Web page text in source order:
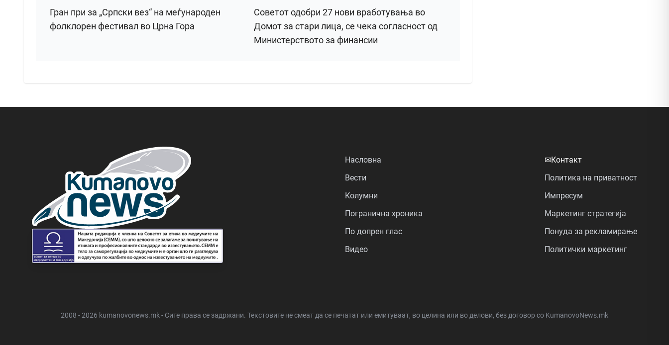
Гран при за „Српски вез“ на меѓународен
фолклорен фестивал во Црна Гора
Советот одобри 27 нови вработувања во
Домот за стари лица, се чека согласност од
Министерството за финансии
Насловна
Вести
Колумни
Погранична хроника
По допрен глас
Видео
✉Контакт
Политика на приватност
Импресум
Маркетинг стратегија
Понуда за рекламирање
Политички маркетинг
2008 - 2026 kumanovonews.mk - Сите права се задржани. Текстовите не смеат да се печатат или емитуваат, во целина или во делови, без договор со KumanovoNews.mk